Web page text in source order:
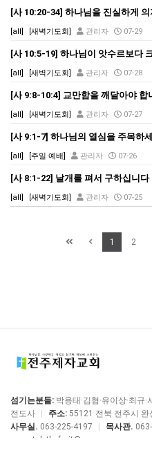
[사 10:20-34] 하나님을 진실하게
[all] [새벽기도회] 관리자 07-29
[사 10:5-19] 하나님이 앗수르보다
[all] [새벽기도회] 관리자 07-28
[사 9:8-10:4] 교만함을 깨달아야 합
[all] [새벽기도회] 관리자 07-27
[사 9:1-7] 하나님의 열심을 주목하
[all] [주일 예배] 관리자 07-26
[사 8:1-22] 날개를 펴서 구하십니다
[all] [새벽기도회] 관리자 07-25
1 2
섬기는분들: 박용태·김협·유이상·최규
전도사
주소: 55121 전북 전주시 완
사무실. 063-225-4197 목사관.
manstolethefruit@me.com